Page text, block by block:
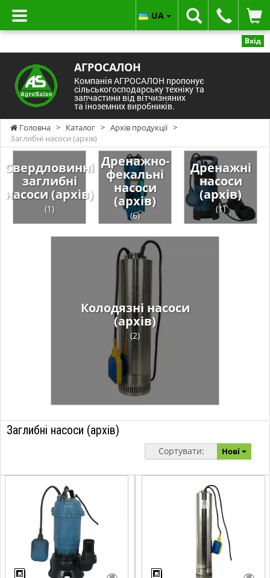
Вхід
АГРОСАЛОН
Компанія АГРОСАЛОН пропонує
сільськогосподарську техніку та
запчастини від вітчизняних
та іноземних виробників.
UA
Головна > Каталог > Архів продукції >
Заглибні насоси (архів)
Свердловинні
заглибні
насоси (архів)
(1)
Дренажно-
фекальні
насоси
(архів)
(6)
Дренажні
насоси
(архів)
(1)
Колодязні насоси
(архів)
(2)
Заглибні насоси (архів)
Сортувати: Нові